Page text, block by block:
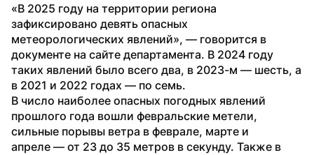
«В 2025 году на территории региона
зафиксировано девять опасных
метеорологических явлений», — говорится в
документе на сайте департамента. В 2024 году
таких явлений было всего два, в 2023-м — шесть, а
в 2021 и 2022 годах — по семь.
В число наиболее опасных погодных явлений
прошлого года вошли февральские метели,
сильные порывы ветра в феврале, марте и
апреле — от 23 до 35 метров в секунду. Также в